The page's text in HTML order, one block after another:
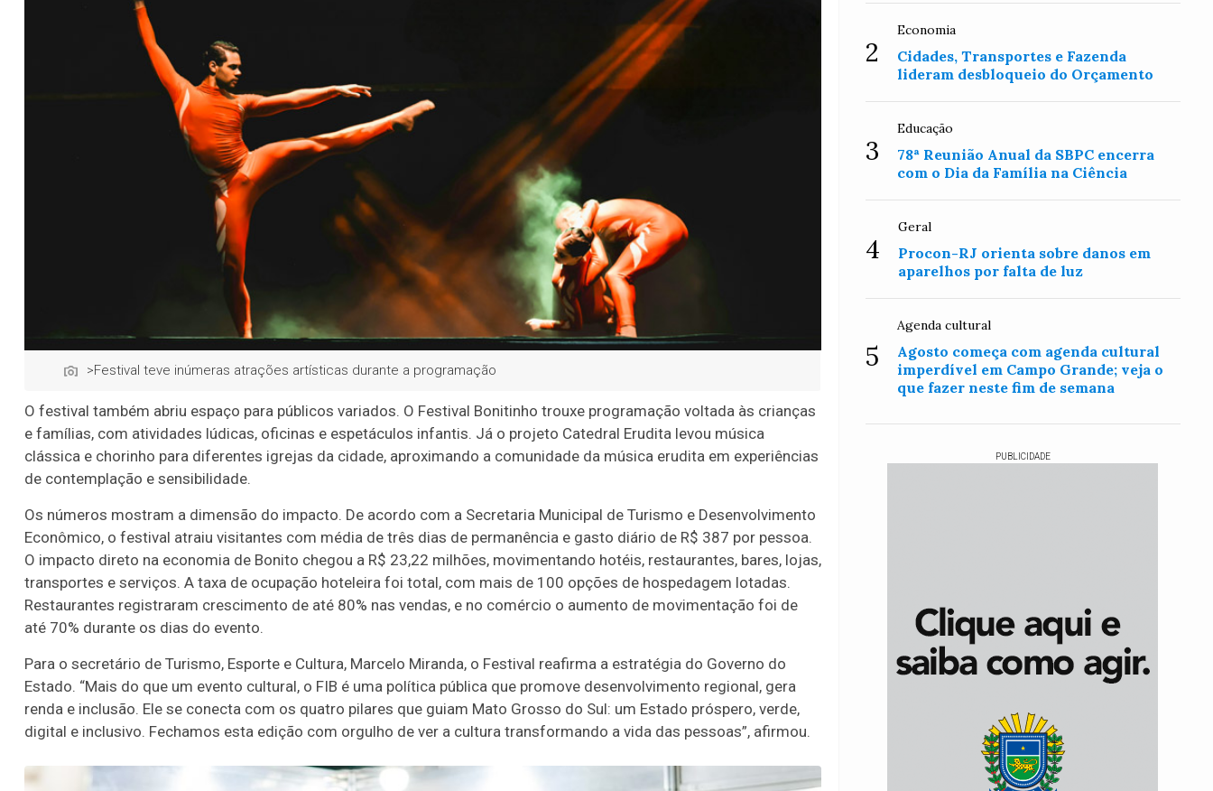
>Festival teve inúmeras atrações artísticas durante a programação
O festival também abriu espaço para públicos variados. O Festival Bonitinho trouxe programação voltada às crianças
e famílias, com atividades lúdicas, oficinas e espetáculos infantis. Já o projeto Catedral Erudita levou música
clássica e chorinho para diferentes igrejas da cidade, aproximando a comunidade da música erudita em experiências
de contemplação e sensibilidade.
Os números mostram a dimensão do impacto. De acordo com a Secretaria Municipal de Turismo e Desenvolvimento
Econômico, o festival atraiu visitantes com média de três dias de permanência e gasto diário de R$ 387 por pessoa.
O impacto direto na economia de Bonito chegou a R$ 23,22 milhões, movimentando hotéis, restaurantes, bares, lojas,
transportes e serviços. A taxa de ocupação hoteleira foi total, com mais de 100 opções de hospedagem lotadas.
Restaurantes registraram crescimento de até 80% nas vendas, e no comércio o aumento de movimentação foi de
até 70% durante os dias do evento.
Para o secretário de Turismo, Esporte e Cultura, Marcelo Miranda, o Festival reafirma a estratégia do Governo do
Estado. “Mais do que um evento cultural, o FIB é uma política pública que promove desenvolvimento regional, gera
renda e inclusão. Ele se conecta com os quatro pilares que guiam Mato Grosso do Sul: um Estado próspero, verde,
digital e inclusivo. Fechamos esta edição com orgulho de ver a cultura transformando a vida das pessoas”, afirmou.
2
Economia
Cidades, Transportes e Fazenda
lideram desbloqueio do Orçamento
3
Educação
78ª Reunião Anual da SBPC encerra
com o Dia da Família na Ciência
4
Geral
Procon-RJ orienta sobre danos em
aparelhos por falta de luz
5
Agenda cultural
Agosto começa com agenda cultural
imperdível em Campo Grande; veja o
que fazer neste fim de semana
PUBLICIDADE